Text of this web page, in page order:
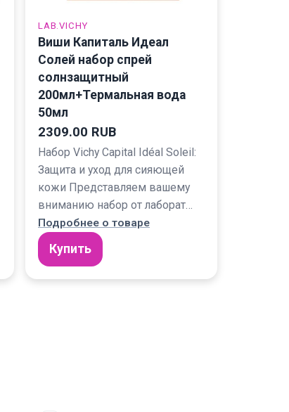
LAB.VICHY
Виши Капиталь Идеал
Солей набор спрей
солнзащитный
200мл+Термальная вода
50мл
2309.00 RUB
Набор Vichy Capital Idéal Soleil:
Защита и уход для сияющей
кожи Представляем вашему
вниманию набор от лаборат…
Подробнее о товаре
Купить